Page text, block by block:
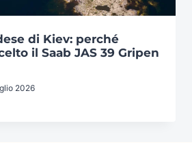
di Kiev: perché
il Saab JAS 39 Gripen
2026